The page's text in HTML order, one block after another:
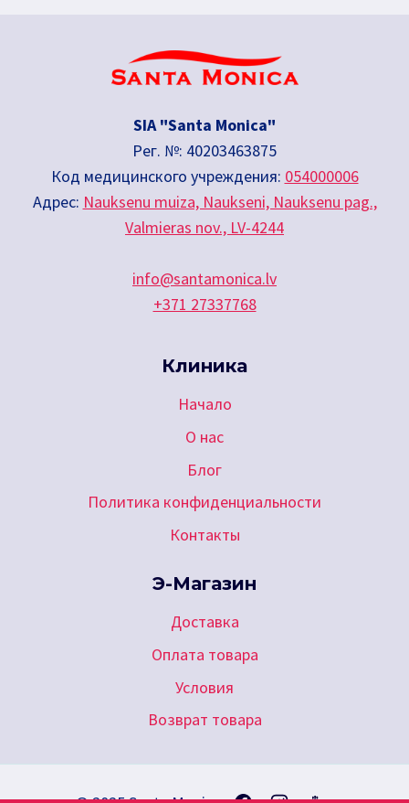
SIA "Santa Monica"
Рег. №: 40203463875
Код медицинского учреждения: 054000006
Адрес: Nauksenu muiza, Naukseni, Nauksenu pag.,
Valmieras nov., LV-4244
info@santamonica.lv
+371 27337768
Клиника
Начало
О нас
Блог
Политика конфиденциальности
Контакты
Э-Магазин
Доставка
Оплата товара
Условия
Возврат товара